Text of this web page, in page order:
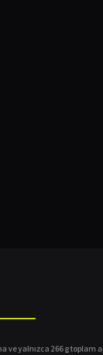
yalnızca 266 g toplam